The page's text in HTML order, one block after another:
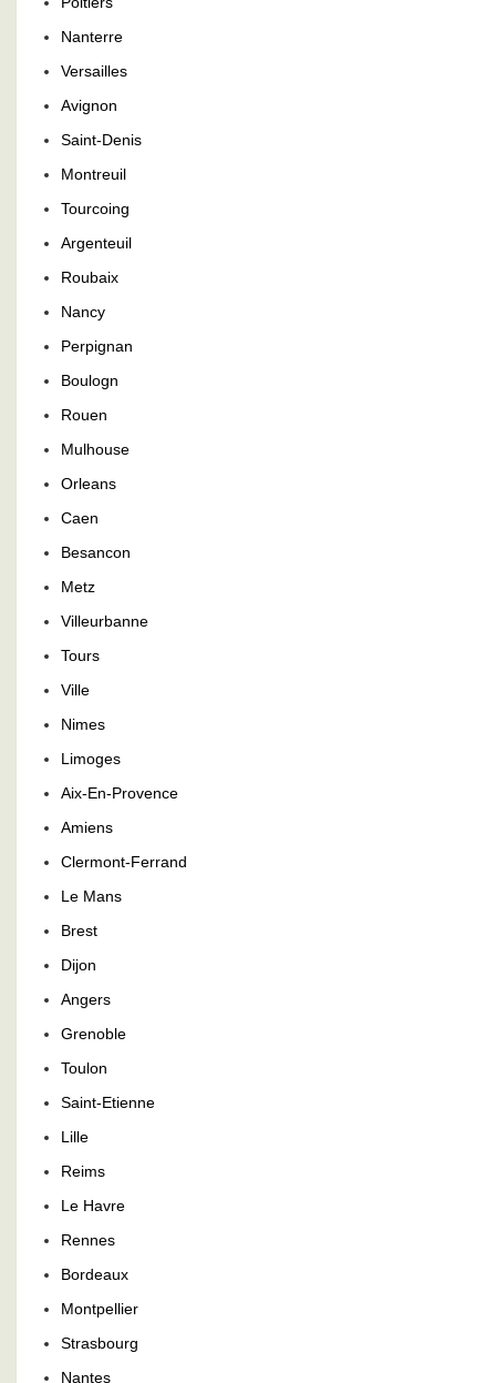
Nanterre
Versailles
Avignon
Saint-Denis
Montreuil
Tourcoing
Argenteuil
Roubaix
Nancy
Perpignan
Boulogn
Rouen
Mulhouse
Orleans
Caen
Besancon
Metz
Villeurbanne
Tours
Ville
Nimes
Limoges
Aix-En-Provence
Amiens
Clermont-Ferrand
Le Mans
Brest
Dijon
Angers
Grenoble
Toulon
Saint-Etienne
Lille
Reims
Le Havre
Rennes
Bordeaux
Montpellier
Strasbourg
Nantes